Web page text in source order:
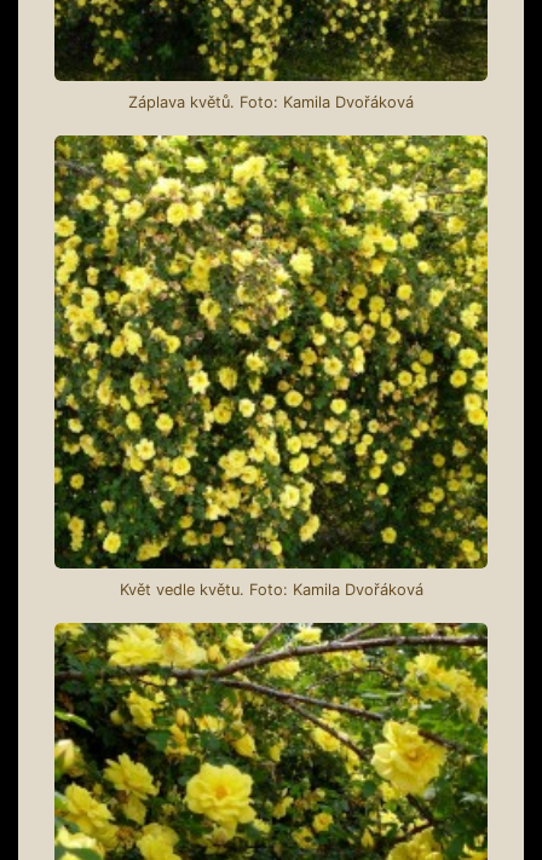
Záplava květů. Foto: Kamila Dvořáková
Květ vedle květu. Foto: Kamila Dvořáková